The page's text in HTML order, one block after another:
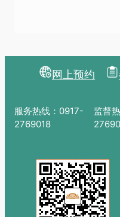
网上预约
服务热线：0917-
2769018
监督